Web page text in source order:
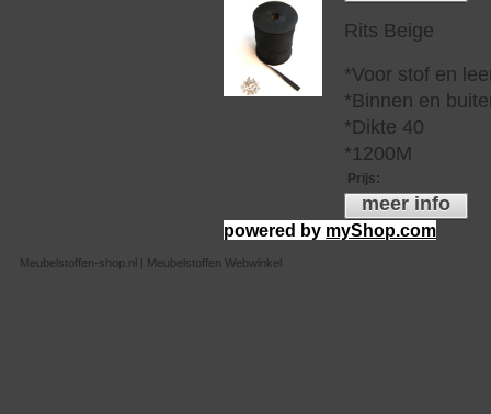
Rits Beige
*Voor stof en
*Binnen en
*Dikte 40
*1200M
Prijs:
meer info
powered by myShop.com
Meubelstoffen-shop.nl | Meubelstoffen Webwinkel